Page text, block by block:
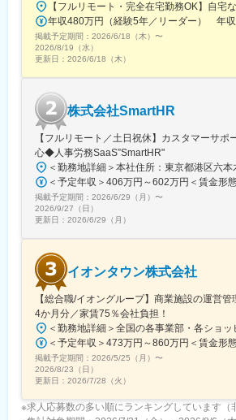
■同社の魅力：
・安定した基盤…創業60年の安定したハ
年間施工数は4,500～5,000棟、累計
績、ブランドがあり販売がしやすいです。
ターサービスまで、最初から最後までの
り、一貫したサポート体制にて顧客の期
体制です。
変更の範囲：会社の定める業務
掲載予定期間： 2026/6/18（木） 〜
2026/8/19（水）
更新日： 2026/6/18（木）
株式会社SmartHR
【フルリモート／土日祝休】カスタマーサポ
心◆人事労務SaaS”SmartHR"
掲載予定期間： 2026/6/29（月） 〜
2026/9/27（日）
更新日： 2026/6/29（月）
イオンタウン株式会社
【総合職/イオングループ】商業施設の運営
4か月分／家賃75％会社負担！
掲載予定期間： 2026/5/25（月） 〜
2026/8/23（日）
更新日： 2026/7/28（火）
※求人応募数の多い順にランキングしています（